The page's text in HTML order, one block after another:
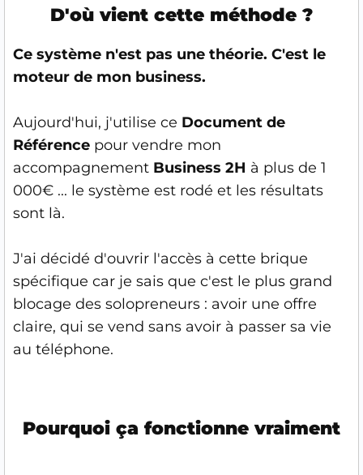
D'où vient cette méthode ?
Ce système n'est pas une théorie. C'est le
moteur de mon business.
Aujourd'hui, j'utilise ce Document de
Référence pour vendre mon
accompagnement Business 2H à plus de 1
000€ ... le système est rodé et les résultats
sont là.
J'ai décidé d'ouvrir l'accès à cette brique
spécifique car je sais que c'est le plus grand
blocage des solopreneurs : avoir une offre
claire, qui se vend sans avoir à passer sa vie
au téléphone.
Pourquoi ça fonctionne vraiment